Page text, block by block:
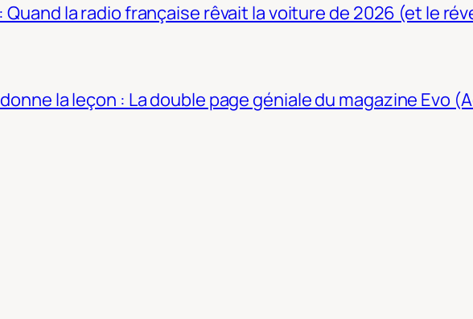
Quand la radio française rêvait la voiture de 2026 (et le
la leçon : La double page géniale du magazine Evo